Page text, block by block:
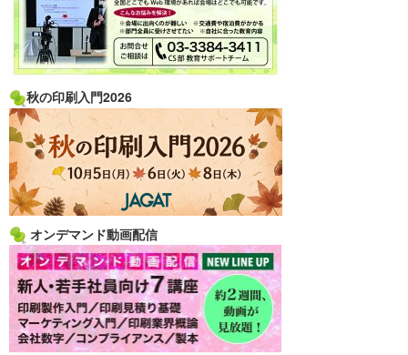
秋の印刷入門2026
オンデマンド動画配信